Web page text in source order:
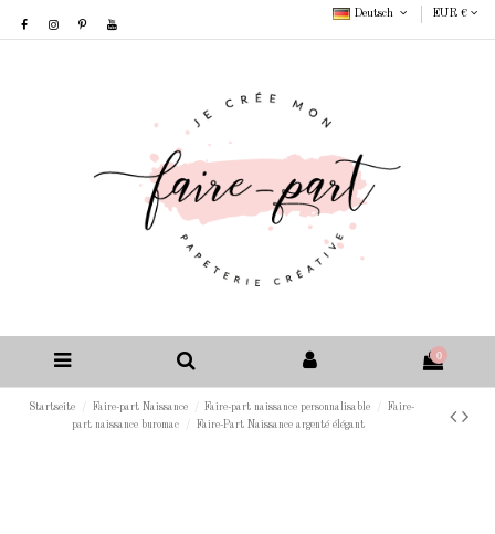
Deutsch EUR €
0
Startseite Faire-part Naissance Faire-part naissance personnalisable
Faire-
part naissance buromac
Faire-Part Naissance argenté élégant